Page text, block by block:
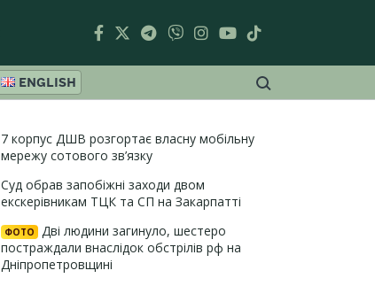
ENGLISH
7 корпус ДШВ розгортає власну мобільну
мережу сотового зв’язку
Суд обрав запобіжні заходи двом
екскерівникам ТЦК та СП на Закарпатті
ФОТО
Дві людини загинуло, шестеро
постраждали внаслідок обстрілів рф на
Дніпропетровщині